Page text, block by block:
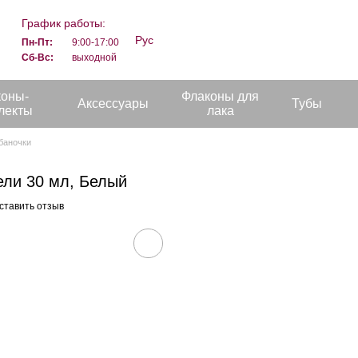
График работы:
Пн-Пт:
9:00-17:00
Сб-Вс:
выходной
Рус
Аксессуары
Флаконы для
лака
Тубы
30 мл, Белый
отзыв